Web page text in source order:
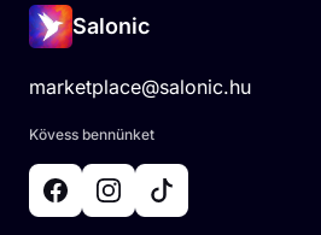
Salonic
marketplace@salonic.hu
Kövess bennünket